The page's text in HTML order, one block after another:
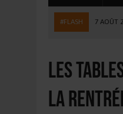
#FLASH 7 AOÛT
6 AOÛT 2026 |
5 AOÛT 2026 |
5 AOÛT 2026
Les
la